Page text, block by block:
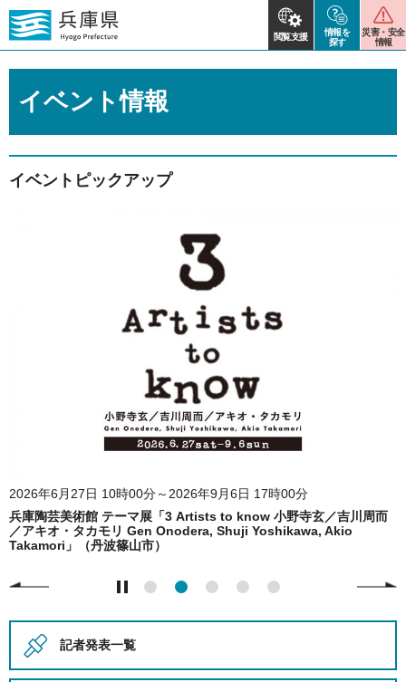
閲覧支援
情報を
探す
災害・安全
情報
イベント情報
イベントピックアップ
2026年6月27日 10時00分～2026年9月6日 17時00分
兵庫陶芸美術館 テーマ展「3 Artists to know 小野寺玄／吉川周而
／アキオ・タカモリ Gen Onodera, Shuji Yoshikawa, Akio
Takamori」（丹波篠山市）
記者発表一覧